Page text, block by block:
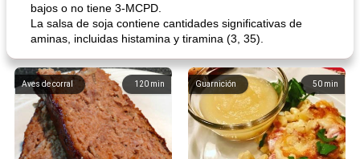
bajos o no tiene 3-MCPD.
La salsa de soja contiene cantidades significativas de
aminas, incluidas histamina y tiramina (3, 35).
120 min
Aves de corral 50 min
Guarnición